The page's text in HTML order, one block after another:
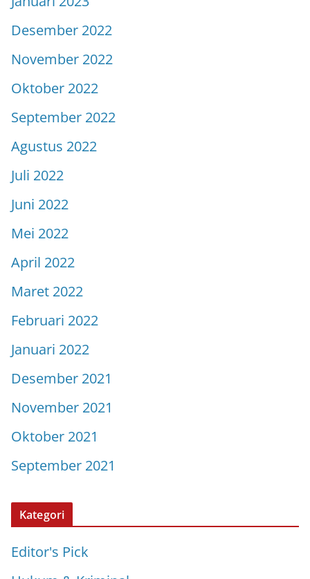
Desember 2022
November 2022
Oktober 2022
September 2022
Agustus 2022
Juli 2022
Juni 2022
Mei 2022
April 2022
Maret 2022
Februari 2022
Januari 2022
Desember 2021
November 2021
Oktober 2021
September 2021
Kategori
Editor's Pick